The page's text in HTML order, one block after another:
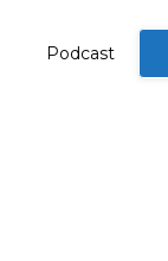
Podcast